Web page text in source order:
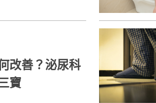
改善？泌尿科
寶